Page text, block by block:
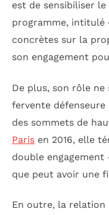
est de sensibiliser
programme, intitulé
concrètes sur la
son engagement
De plus, son rôle ne
fervente défenseure
des sommets de
Paris en 2016, elle
double engagement
que peut avoir une
En outre, la relation